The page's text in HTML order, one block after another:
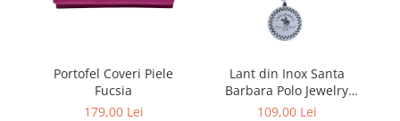
Lenjerii de pat pentru copii
Pijamale de CRACIUN
Pijamale de dama
Portofel Coveri Piele
Fucsia
179,00 Lei
Lant din Inox Santa
Barbara Polo Jewelry
Barbati SBJ.15.20005-3
109,00 Lei